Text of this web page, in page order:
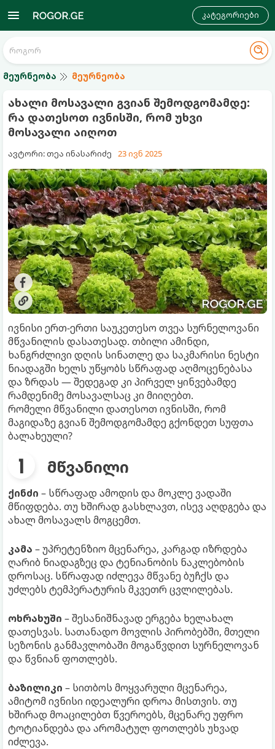
კატეგორიები
მეურნეობა მეურნეობა
ახალი მოსავალი გვიან შემოდგომამდე:
რა დათესოთ ივნისში, რომ უხვი
მოსავალი აიღოთ
ავტორი: თეა ინასარიძე 23 ივნ 2025
ივნისი ერთ-ერთი საუკეთესო თვეა სურნელოვანი
მწვანილის დასათესად. თბილი ამინდი,
ხანგრძლივი დღის სინათლე და საკმარისი ნესტი
ნიადაგში ხელს უწყობს სწრაფად აღმოცენებასა
და ზრდას — შედეგად კი პირველ ყინვებამდე
რამდენიმე მოსავალსაც კი მიიღებთ.
რომელი მწვანილი დათესოთ ივნისში, რომ
მაგიდაზე გვიან შემოდგომამდე გქონდეთ სუფთა
ბალახეული?
მწვანილი
ქინძი – სწრაფად ამოდის და მოკლე ვადაში
მწიფდება. თუ ხშირად გასხლავთ, ისევ აღდგება და
ახალ მოსავალს მოგცემთ.
კამა – უპრეტენზიო მცენარეა, კარგად იზრდება
ღარიბ ნიადაგზეც და ტენიანობის ნაკლებობის
დროსაც. სწრაფად იძლევა მწვანე ბუჩქს და
უძლებს ტემპერატურის მკვეთრ ცვლილებას.
ოხრახუში – შესანიშნავად ერგება ხელახალ
დათესვას. სათანადო მოვლის პირობებში, მთელი
სეზონის განმავლობაში მოგაწვდით სურნელოვან
და წვნიან ფოთლებს.
ბაზილიკი – სითბოს მოყვარული მცენარეა,
ამიტომ ივნისი იდეალური დროა მისთვის. თუ
ხშირად მოაცილებთ წვეროებს, მცენარე უფრო
ტოტიანდება და არომატულ ფოთლებს უხვად
იძლევა.